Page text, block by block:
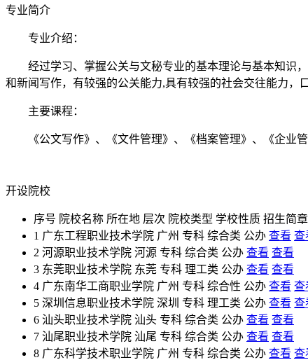
专业简介
专业介绍：
经过学习、掌握公关与文秘专业的基本理论与基本知识，
和新闻写作，有较强的公关能力,具有较强的社会交往能力，
主要课程：
《公文写作》、《文件管理》、《档案管理》、《企业管
开设院校
序号 院校名称 所在地 层次 院校类型 学校性质 招生简章
1 广东工程职业技术学院 广州 专科 综合类 公办 查看 查
2 河源职业技术学院 河源 专科 综合类 公办 查看 查看
3 东莞职业技术学院 东莞 专科 理工类 公办 查看 查看
4 广东南华工商职业学院 广州 专科 综合性 公办 查看 查
5 深圳信息职业技术学院 深圳 专科 理工类 公办 查看 查
6 汕头职业技术学院 汕头 专科 综合类 公办 查看 查看
7 汕尾职业技术学院 汕尾 专科 综合类 公办 查看 查看
8 广东科学技术职业学院 广州 专科 综合类 公办 查看 查